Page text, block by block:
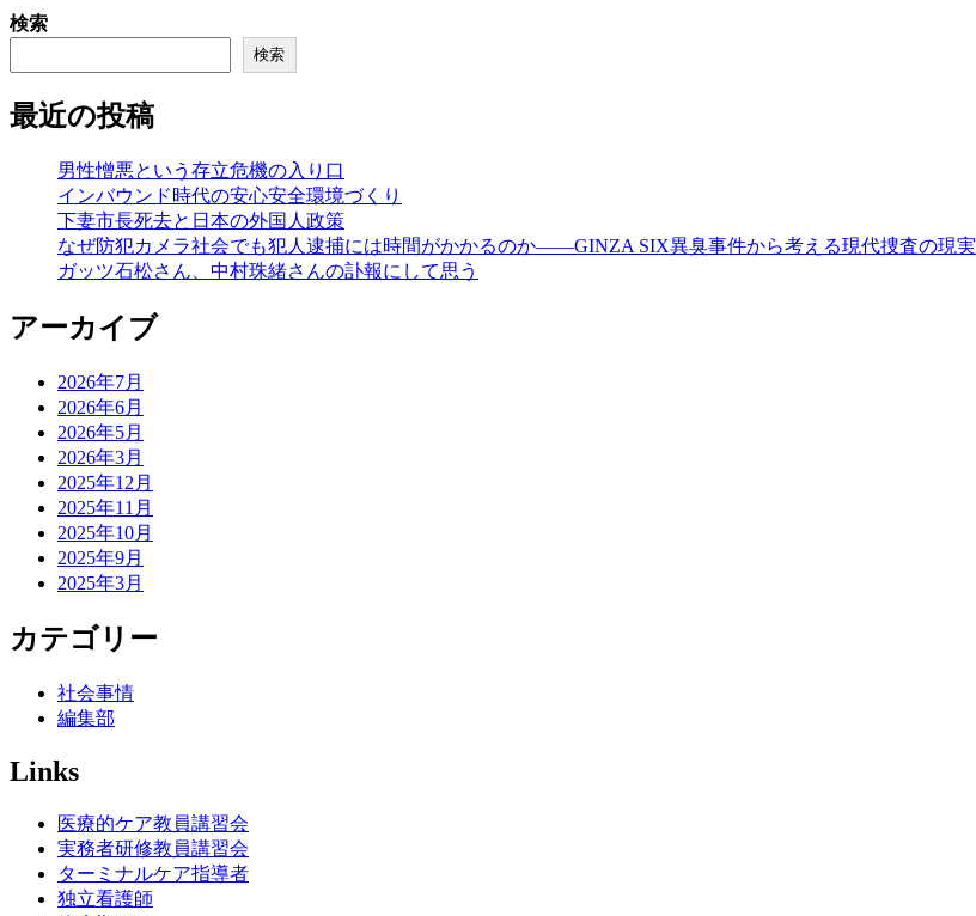
検索
検索
最近の投稿
男性憎悪という存立危機の入り口
インバウンド時代の安心安全環境づくり
下妻市長死去と日本の外国人政策
なぜ防犯カメラ社会でも犯人逮捕には時間がかかるのか――GINZA SIX異臭事件から考える現代捜査の現実
ガッツ石松さん、中村珠緒さんの訃報にして思う
アーカイブ
2026年7月
2026年6月
2026年5月
2026年3月
2025年12月
2025年11月
2025年10月
2025年9月
2025年3月
カテゴリー
社会事情
編集部
Links
医療的ケア教員講習会
実務者研修教員講習会
ターミナルケア指導者
独立看護師